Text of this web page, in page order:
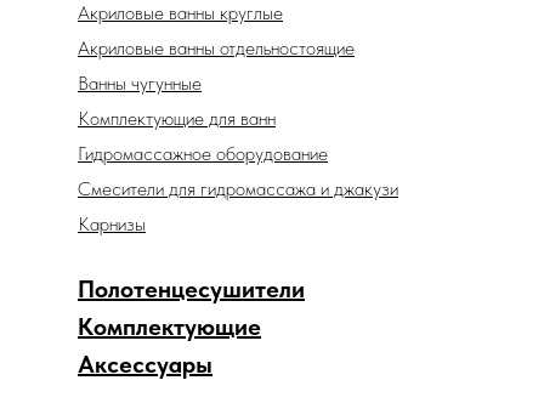
Аксессуары
Комплектующие
Акриловые ванны отдельностоящие
Акриловые ванны круглые
Ванны чугунные
Комплектующие для ванн
Гидромассажное оборудование
Смесители для гидромассажа и джакузи
Карнизы
Полотенцесушители